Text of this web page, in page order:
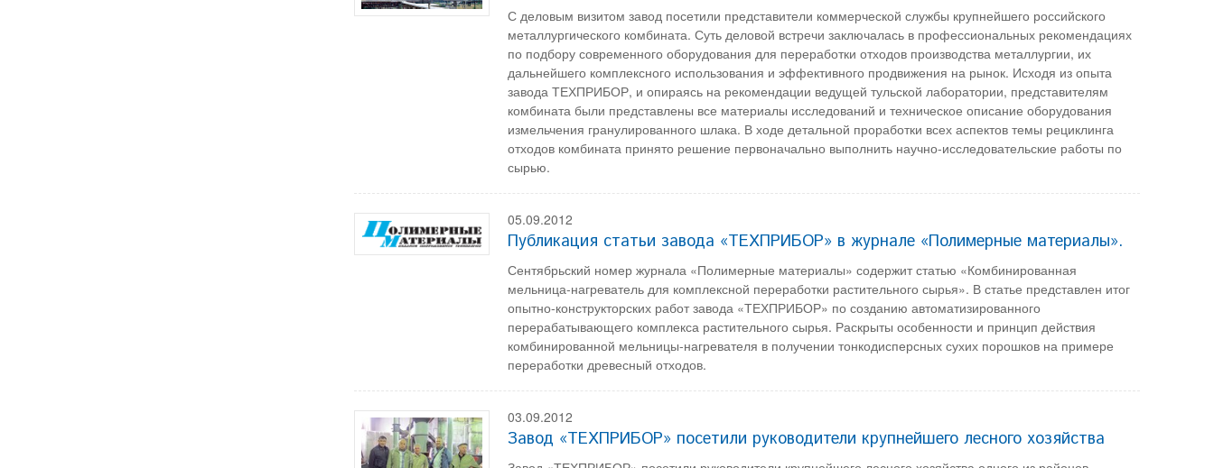
С деловым визитом завод посетили представители коммерческой службы крупнейшего российского
металлургического комбината. Суть деловой встречи заключалась в профессиональных рекомендациях
по подбору современного оборудования для переработки отходов производства металлургии, их
дальнейшего комплексного использования и эффективного продвижения на рынок. Исходя из опыта
завода ТЕХПРИБОР, и опираясь на рекомендации ведущей тульской лаборатории, представителям
комбината были представлены все материалы исследований и техническое описание оборудования
измельчения гранулированного шлака. В ходе детальной проработки всех аспектов темы рециклинга
отходов комбината принято решение первоначально выполнить научно-исследовательские работы по
сырью.
05.09.2012
Публикация статьи завода «ТЕХПРИБОР» в журнале «Полимерные материалы».
Сентябрьский номер журнала «Полимерные материалы» содержит статью «Комбинированная
мельница-нагреватель для комплексной переработки растительного сырья». В статье представлен итог
опытно-конструкторских работ завода «ТЕХПРИБОР» по созданию автоматизированного
перерабатывающего комплекса растительного сырья. Раскрыты особенности и принцип действия
комбинированной мельницы-нагревателя в получении тонкодисперсных сухих порошков на примере
переработки древесный отходов.
03.09.2012
Завод «ТЕХПРИБОР» посетили руководители крупнейшего лесного хозяйства